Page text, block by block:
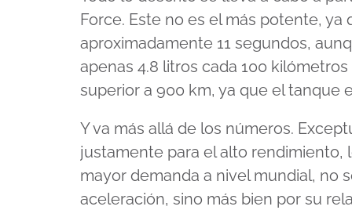
8
minutes,
59
seconds Volume
90%
Force. Este no es el más potente,
aproximadamente 11 segundos,
apenas 4.8 litros cada 100
superior a 900 km, ya que el tanque
Y va más allá de los números.
justamente para el alto rendimiento,
mayor demanda a nivel mundial, no
aceleración, sino más bien por su